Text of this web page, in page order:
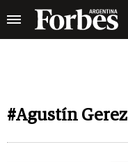
#Agustín Gerez